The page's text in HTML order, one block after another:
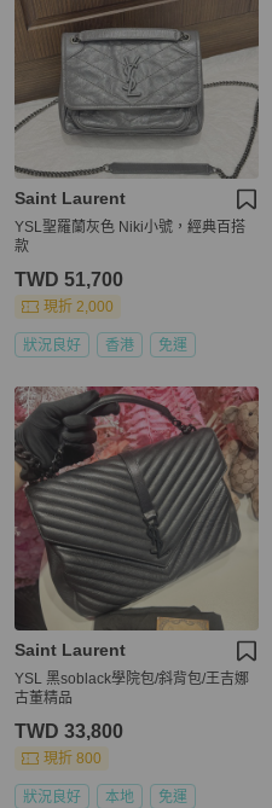
Saint Laurent
YSL聖羅蘭灰色 Niki小號，經典百搭
款
TWD 51,700
現折 2,000
狀況良好 香港 免運
Saint Laurent
YSL 黑soblack學院包/斜背包/王吉娜
古董精品
TWD 33,800
現折 800
狀況良好 本地 免運